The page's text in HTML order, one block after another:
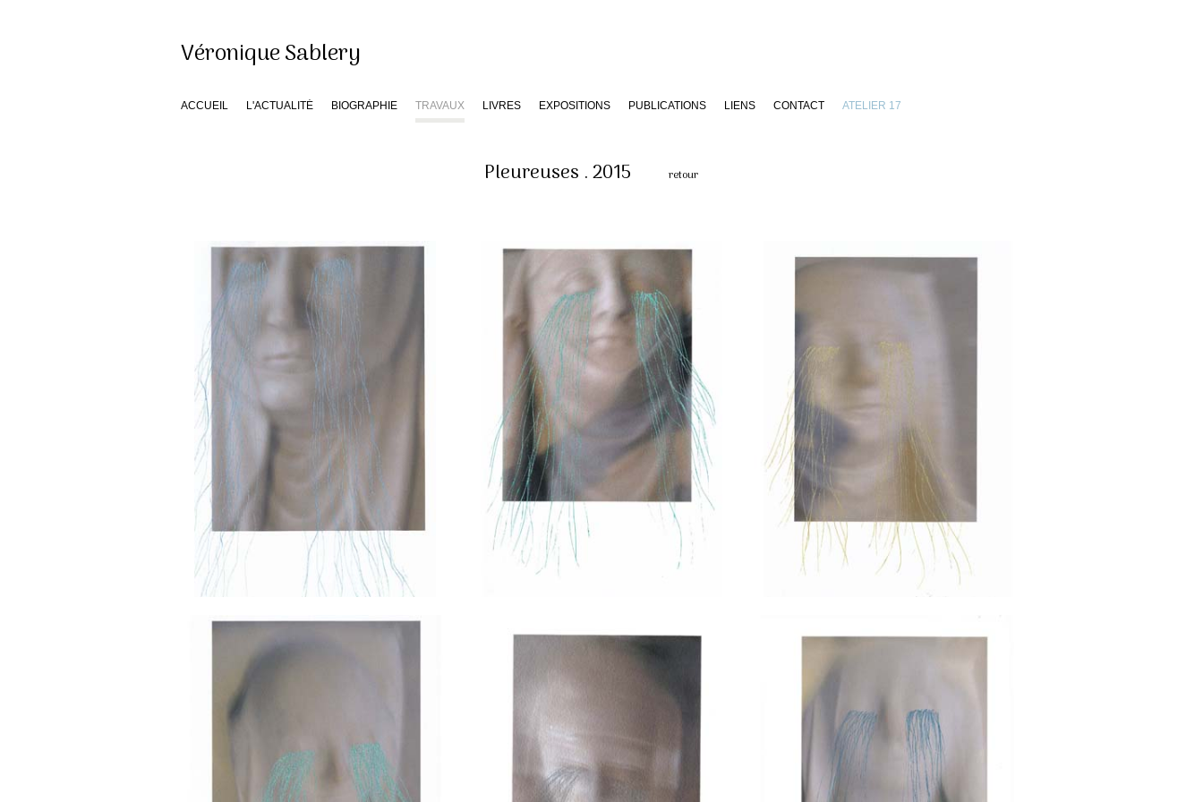
Véronique Sablery
ACCUEIL L'ACTUALITÉ BIOGRAPHIE TRAVAUX LIVRES EXPOSITIONS PUBLICATIONS LIENS CONTACT ATELIER 17
Pleureuses . 2015 retour